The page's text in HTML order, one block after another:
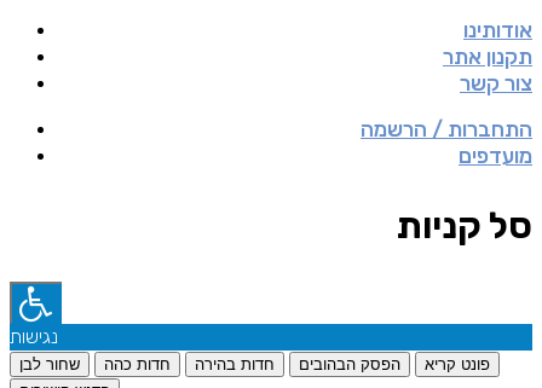
אודותינו
תקנון אתר
צור קשר
התחברות / הרשמה
מועדפים
סל קניות
נגישות
שחור לבן חדות כהה חדות בהירה הפסק הבהובים
פונט קריא